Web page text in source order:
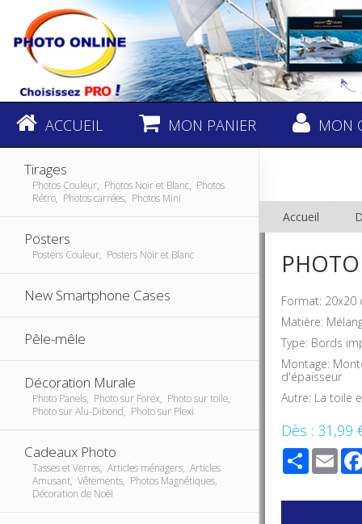
ACCUEIL MON PANIER MON
Tirages
Photos Couleur, Photos Noir et Blanc, Photos
Rétro, Photos carrées, Photos Mini
Posters
Posters Couleur, Posters Noir et Blanc
New Smartphone Cases
Pêle-mêle
Décoration Murale
Photo Panels, Photo sur Forex, Photo sur toile,
Photo sur Alu-Dibond, Photo sur Plexi
Cadeaux Photo
Tasses et Verres, Articles ménagers, Articles
Amusant, Vêtements, Photos Magnétiques,
Décoration de Noël
Accueil
Format: 20x20
Matière:
Type: Bords
Montage:
d'épaisseur
Autre: La toile
Dès : 31,99
Share